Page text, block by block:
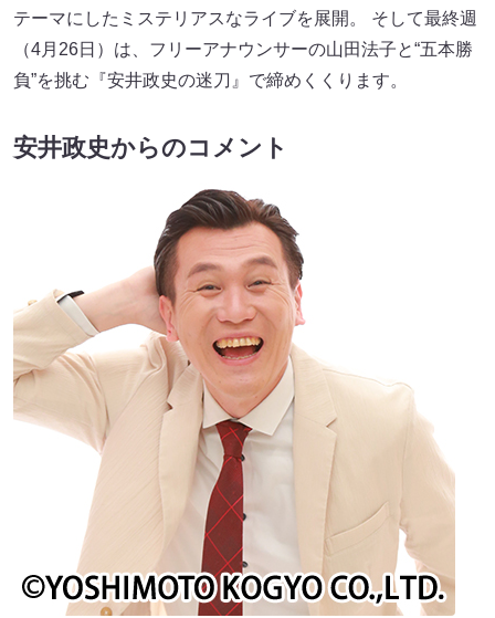
テーマにしたミステリアスなライブを展開。 そして最終週
（4月26日）は、フリーアナウンサーの山田法子と“五本勝
負”を挑む『安井政史の迷刀』で締めくくります。
安井政史からのコメント